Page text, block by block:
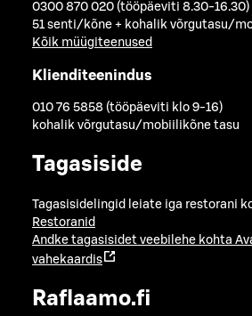
0300 870 020 (tööpäeviti 8.30-16.30)
51 senti/kõne + kohalik võrgutasu/
Kõik müügiteenused
Klienditeenindus
010 76 5858 (tööpäeviti klo 9-16)
kohalik võrgutasu/mobiilikõne tasu
Tagasiside
Tagasisidelingid leiate iga restorani
Restoranid
Andke tagasisidet veebilehe kohta
vahekaardis
Raflaamo.fi